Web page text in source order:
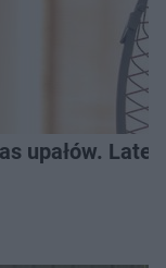
upałów.